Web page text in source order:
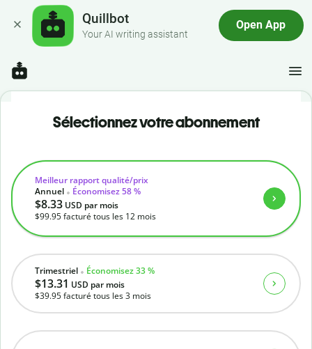
Quillbot
Your AI writing assistant
Open App
Sélectionnez votre abonnement
Trimestriel Économisez 33 %
$13.31 USD par mois
$39.95facturé tous les 3 mois
Meilleur rapport qualité/prix
Annuel
Économisez 58 %
$8.33 USD par mois
$99.95facturé tous les 12 mois